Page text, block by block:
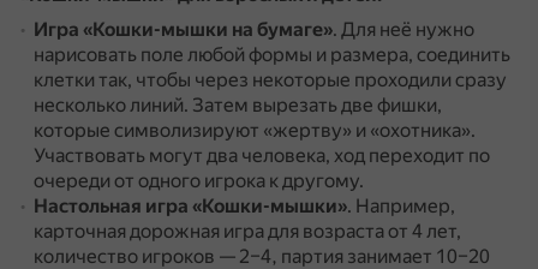
Игра «Кошки-мышки на бумаге». Для неё нужно
нарисовать поле любой формы и размера, соединить
клетки так, чтобы через некоторые проходили сразу
несколько линий. Затем вырезать две фишки,
которые символизируют «жертву» и «охотника».
Участвовать могут два человека, ход переходит по
очереди от одного игрока к другому.
Настольная игра «Кошки-мышки». Например,
карточная дорожная игра для возраста от 4 лет,
количество игроков — 2–4, партия занимает 10–20